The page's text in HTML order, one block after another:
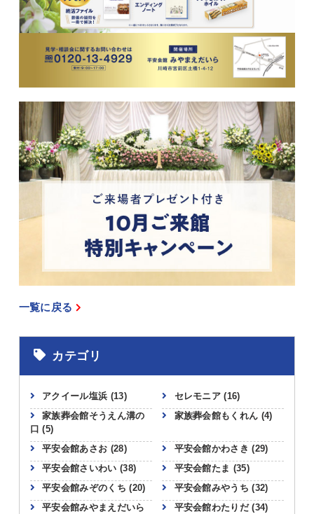
一覧に戻る
カテゴリ
アクイール塩浜 (13) セレモニア(16)
家族葬会館そうえん溝の
口(5)
家族葬会館もくれん (4)
平安会館あさお (28) 平安会館かわさき(29)
平安会館さいわい (38) 平安会館たま (35)
平安会館みぞのくち(20) 平安会館みやうち(32)
平安会館みやまえだいら
平安会館わたりだ(34)